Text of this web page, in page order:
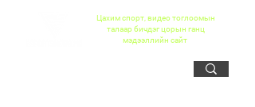
Цахим спорт, видео тоглоомын
талаар бичдэг цорын ганц
мэдээллийн сайт